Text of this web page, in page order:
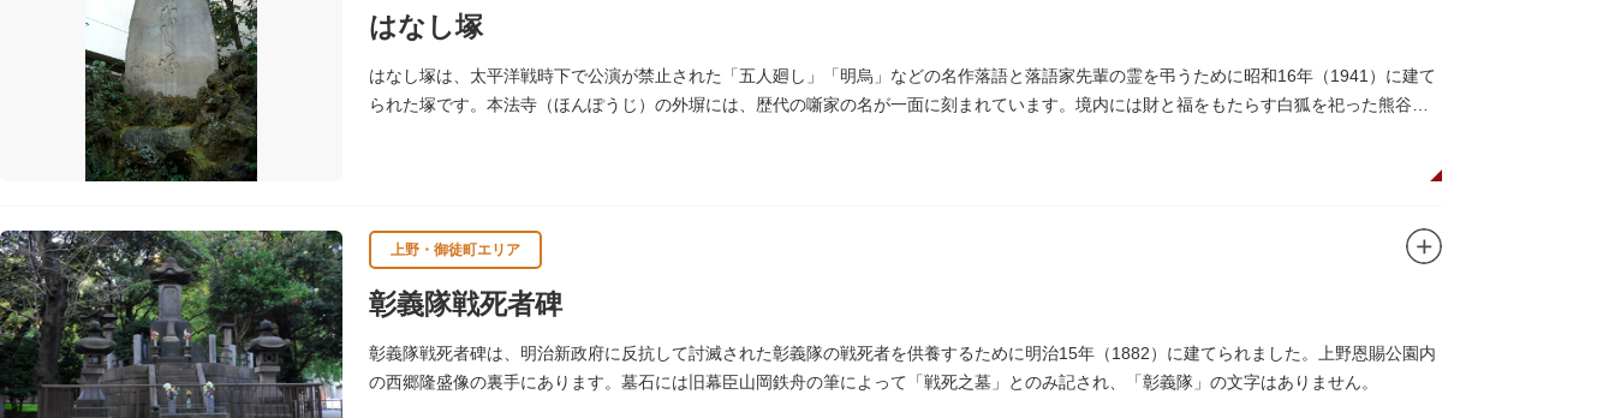
はなし塚
はなし塚は、太平洋戦時下で公演が禁止された「五人廻し」「明烏」などの名作落語と落語家先輩の霊を弔うために昭和16年（1941）に建て
られた塚です。本法寺（ほんぽうじ）の外塀には、歴代の噺家の名が一面に刻まれています。境内には財と福をもたらす白狐を祀った熊谷稲
上野・御徒町エリア
彰義隊戦死者碑
彰義隊戦死者碑は、明治新政府に反抗して討滅された彰義隊の戦死者を供養するために明治15年（1882）に建てられました。上野恩賜公園内
の西郷隆盛像の裏手にあります。墓石には旧幕臣山岡鉄舟の筆によって「戦死之墓」とのみ記され、「彰義隊」の文字はありません。